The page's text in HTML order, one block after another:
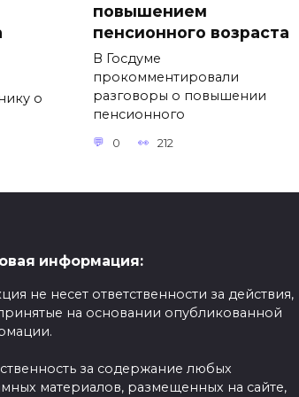
о
повышением
пенсионного возраста
В Госдуме
прокомментировали
разговоры о повышении
пенсионного
0 212
информация:
не несет ответственности за действия,
на основании опубликованной
за содержание любых
материалов, размещенных на сайте,